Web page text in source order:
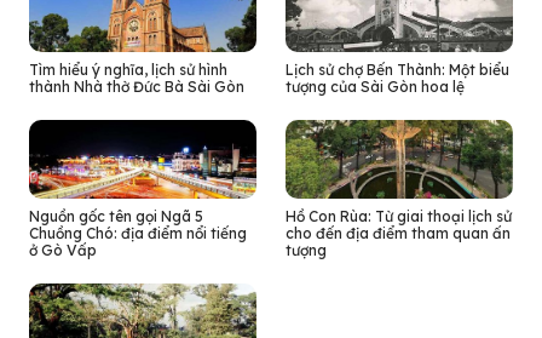
Tìm hiểu ý nghĩa, lịch sử hình
thành Nhà thờ Đức Bà Sài Gòn
Lịch sử chợ Bến Thành: Một biểu
tượng của Sài Gòn hoa lệ
Nguồn gốc tên gọi Ngã 5
Chuồng Chó: địa điểm nổi tiếng
ở Gò Vấp
Hồ Con Rùa: Từ giai thoại lịch sử
cho đến địa điểm tham quan ấn
tượng